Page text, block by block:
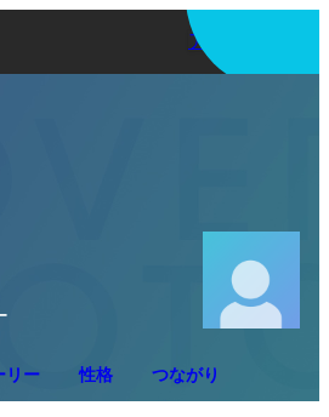
アプリを使う
リー 性格 つながり